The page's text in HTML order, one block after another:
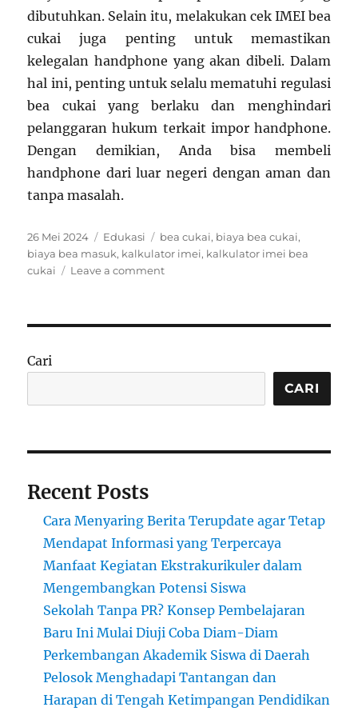
dibutuhkan. Selain itu, melakukan cek IMEI bea
cukai juga penting untuk memastikan
kelegalan handphone yang akan dibeli. Dalam
hal ini, penting untuk selalu mematuhi regulasi
bea cukai yang berlaku dan menghindari
pelanggaran hukum terkait impor handphone.
Dengan demikian, Anda bisa membeli
handphone dari luar negeri dengan aman dan
tanpa masalah.
Posted
on
26 Mei 2024 Categories
Edukasi Tags
bea cukai, biaya bea cukai,
biaya bea masuk, kalkulator imei, kalkulator imei bea
cukai
Leave a commenton
Biaya
Masuk
Handphone
Cari
CARI
Recent Posts
Cara Menyaring Berita Terupdate agar Tetap
Mendapat Informasi yang Terpercaya
Manfaat Kegiatan Ekstrakurikuler dalam
Mengembangkan Potensi Siswa
Sekolah Tanpa PR? Konsep Pembelajaran
Baru Ini Mulai Diuji Coba Diam-Diam
Perkembangan Akademik Siswa di Daerah
Pelosok Menghadapi Tantangan dan
Harapan di Tengah Ketimpangan Pendidikan